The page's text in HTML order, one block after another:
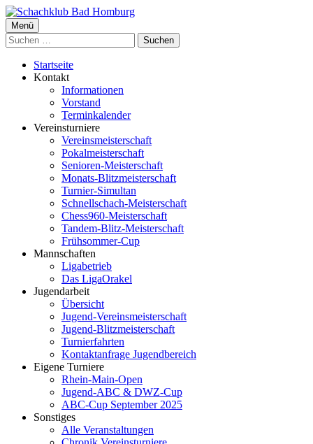
Springe
zum
Inhalt
Schachklub Bad Homburg
Primäres
Menü
Menü
Suchen
nach:
Startseite
Kontakt
Informationen
Vorstand
Terminkalender
Vereinsturniere
Vereinsmeisterschaft
Pokalmeisterschaft
Senioren-Meisterschaft
Monats-Blitzmeisterschaft
Turnier-Simultan
Schnellschach-Meisterschaft
Chess960-Meisterschaft
Tandem-Blitz-Meisterschaft
Frühsommer-Cup
Mannschaften
Ligabetrieb
Das LigaOrakel
Jugendarbeit
Übersicht
Jugend-Vereinsmeisterschaft
Jugend-Blitzmeisterschaft
Turnierfahrten
Kontaktanfrage Jugendbereich
Eigene Turniere
Rhein-Main-Open
Jugend-ABC & DWZ-Cup
ABC-Cup September 2025
Sonstiges
Alle Veranstaltungen